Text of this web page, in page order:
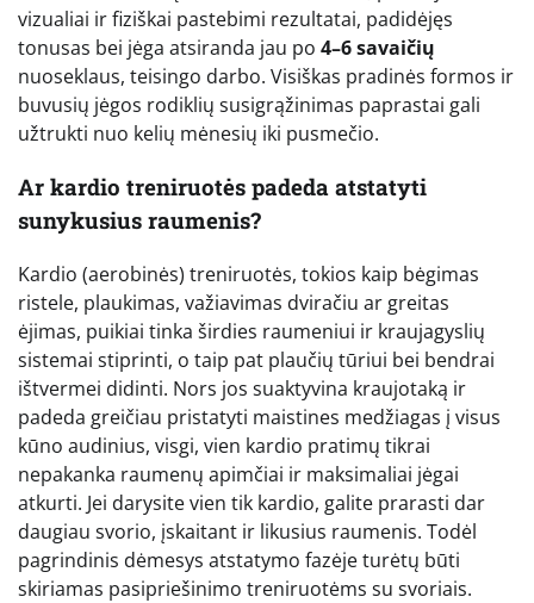
vizualiai ir fiziškai pastebimi rezultatai, padidėjęs
tonusas bei jėga atsiranda jau po 4–6 savaičių
nuoseklaus, teisingo darbo. Visiškas pradinės formos ir
buvusių jėgos rodiklių susigrąžinimas paprastai gali
užtrukti nuo kelių mėnesių iki pusmečio.
Ar kardio treniruotės padeda atstatyti
sunykusius raumenis?
Kardio (aerobinės) treniruotės, tokios kaip bėgimas
ristele, plaukimas, važiavimas dviračiu ar greitas
ėjimas, puikiai tinka širdies raumeniui ir kraujagyslių
sistemai stiprinti, o taip pat plaučių tūriui bei bendrai
ištvermei didinti. Nors jos suaktyvina kraujotaką ir
padeda greičiau pristatyti maistines medžiagas į visus
kūno audinius, visgi, vien kardio pratimų tikrai
nepakanka raumenų apimčiai ir maksimaliai jėgai
atkurti. Jei darysite vien tik kardio, galite prarasti dar
daugiau svorio, įskaitant ir likusius raumenis. Todėl
pagrindinis dėmesys atstatymo fazėje turėtų būti
skiriamas pasipriešinimo treniruotėms su svoriais.